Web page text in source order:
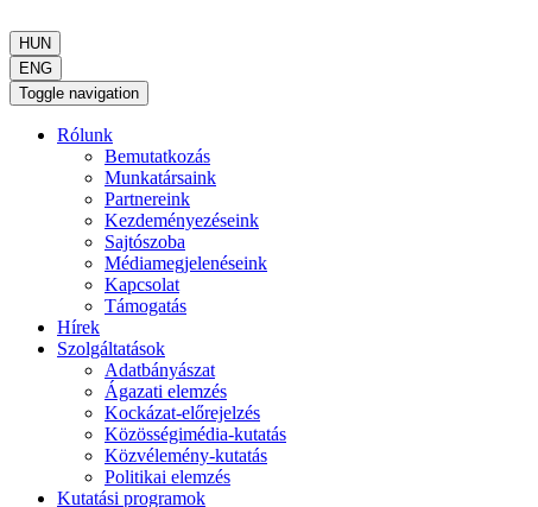
HUN
ENG
Toggle navigation
Rólunk
Bemutatkozás
Munkatársaink
Partnereink
Kezdeményezéseink
Sajtószoba
Médiamegjelenéseink
Kapcsolat
Támogatás
Hírek
Szolgáltatások
Adatbányászat
Ágazati elemzés
Kockázat-előrejelzés
Közösségimédia-kutatás
Közvélemény-kutatás
Politikai elemzés
Kutatási programok